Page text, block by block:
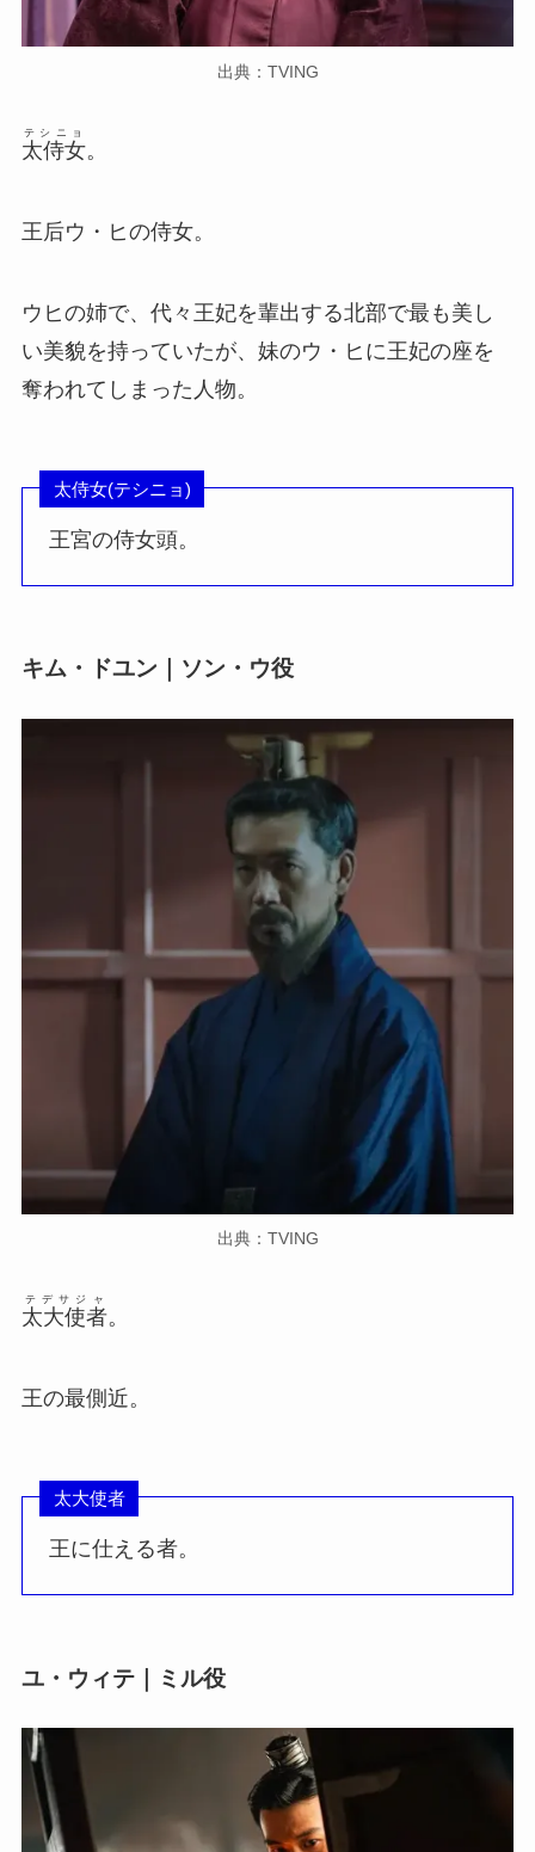
出典：TVING
太侍女
テシニョ
。
王后ウ・ヒの侍女。
ウヒの姉で、代々王妃を輩出する北部で最も美し
い美貌を持っていたが、妹のウ・ヒに王妃の座を
奪われてしまった人物。
太侍女(テシニョ)
王宮の侍女頭。
キム・ドユン｜ソン・ウ役
出典：TVING
太大使者
テデサジャ
。
王の最側近。
太大使者
王に仕える者。
ユ・ウィテ｜ミル役